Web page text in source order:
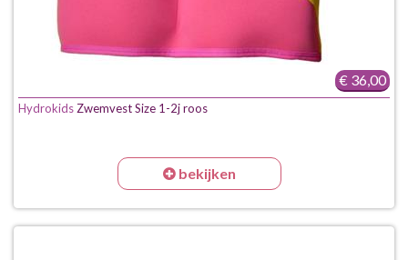
€ 36,00
Hydrokids Zwemvest Size 1-2j roos
bekijken